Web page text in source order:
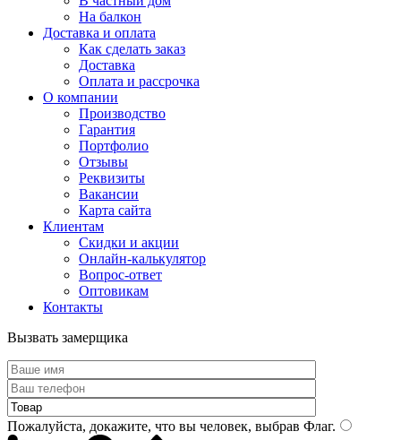
На балкон
Доставка и оплата
Как сделать заказ
Доставка
Оплата и рассрочка
О компании
Производство
Гарантия
Портфолио
Отзывы
Реквизиты
Вакансии
Карта сайта
Клиентам
Скидки и акции
Онлайн-калькулятор
Вопрос-ответ
Оптовикам
Контакты
Вызвать замерщика
Пожалуйста, докажите, что вы человек, выбрав Флаг.